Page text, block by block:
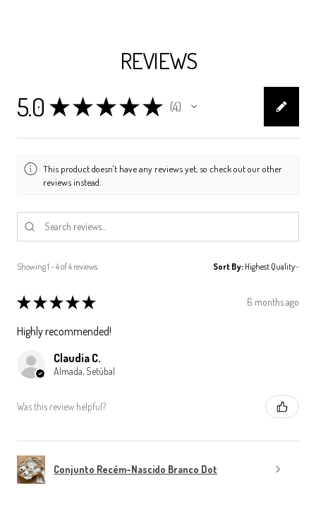
REVIEWS
5.0 ★★★★★ 4
4
This product doesn't have any reviews yet, so check out our other
reviews instead.
Showing 1 - 4 of 4 reviews. Sort By:
★★★★★ 6 months ago
Highly recommended!
Claudia C.
Almada, Setúbal
Was this review helpful?
Conjunto Recém-Nascido Branco Dot